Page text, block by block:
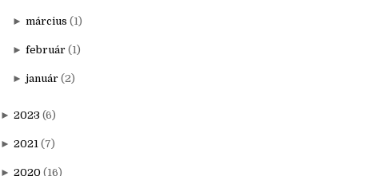
► május (1)
► április (1)
► március (1)
► 2023 (6)